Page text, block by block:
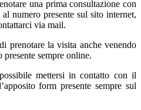
una prima consultazione con
numero presente sul sito internet,
via mail.
prenotare la visita anche venendo
sempre online.
mettersi in contatto con il
form presente sempre sul